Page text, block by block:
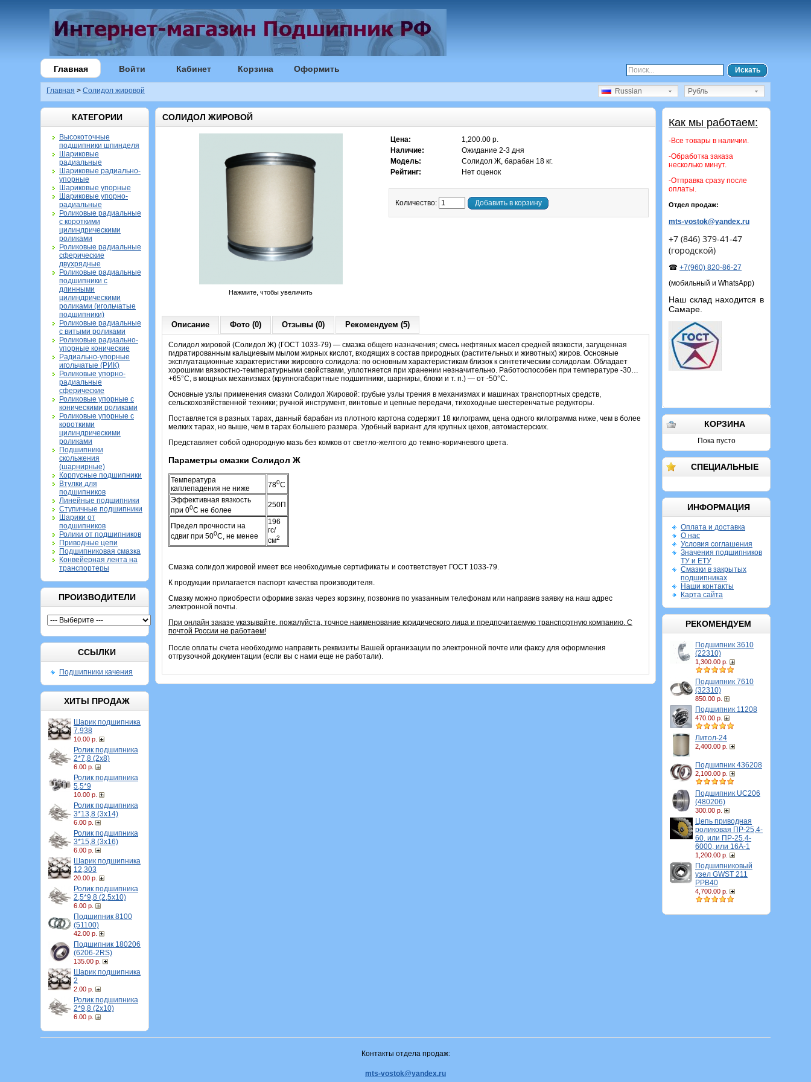
Главная Войти Кабинет Корзина Оформить Искать
Главная > Солидол жировой Рубль
Russian
КАТЕГОРИИ
Высокоточные
подшипники шпинделя
Шариковые
радиальные
Шариковые радиально-
упорные
Шариковые упорные
Шариковые упорно-
радиальные
Роликовые радиальные
с короткими
цилиндрическими
роликами
Роликовые радиальные
сферические
двухрядные
Роликовые радиальные
подшипники с
длинными
цилиндрическими
роликами (игольчатые
подшипники)
Роликовые радиальные
с витыми роликами
Роликовые радиально-
упорные конические
Радиально-упорные
игольчатые (РИК)
Роликовые упорно-
радиальные
сферические
Роликовые упорные с
коническими роликами
Роликовые упорные с
короткими
цилиндрическими
роликами
Подшипники
скольжения
(шарнирные)
Корпусные подшипники
Втулки для
подшипников
Линейные подшипники
Ступичные подшипники
Шарики от
подшипников
Ролики от подшипников
Приводные цепи
Подшипниковая смазка
Конвейерная лента на
транспортеры
ПРОИЗВОДИТЕЛИ
ССЫЛКИ
Подшипники качения
ХИТЫ ПРОДАЖ
Шарик подшипника
7,938
10.00 р.
Ролик подшипника
2*7,8 (2х8)
6.00 р.
Ролик подшипника
5,5*9
10.00 р.
Ролик подшипника
3*13,8 (3х14)
6.00 р.
Ролик подшипника
3*15,8 (3х16)
6.00 р.
Шарик подшипника
12,303
20.00 р.
Ролик подшипника
2,5*9,8 (2,5х10)
6.00 р.
Подшипник 8100
(51100)
42.00 р.
Подшипник 180206
(6206-2RS)
135.00 р.
Шарик подшипника
2
2.00 р.
Ролик подшипника
2*9,8 (2х10)
6.00 р.
Как мы работаем:
-Все товары в наличии.
-Обработка заказа
несколько минут.
-Отправка сразу после
оплаты.
Отдел продаж:
mts-vostok@yandex.ru
+7 (846) 379-41-47
(городской)
☎ +7(960) 820-86-27
(мобильный и WhatsApp)
Наш склад находится в
Самаре.
КОРЗИНА
Пока пусто
СПЕЦИАЛЬНЫЕ
ИНФОРМАЦИЯ
Оплата и доставка
О нас
Условия соглашения
Значения подшипников
ТУ и ЕТУ
Смазки в закрытых
подшипниках
Наши контакты
Карта сайта
РЕКОМЕНДУЕМ
Подшипник 3610
(22310)
1,300.00 р.
Подшипник 7610
(32310)
850.00 р.
Подшипник 11208
470.00 р.
Литол-24
2,400.00 р.
Подшипник 436208
2,100.00 р.
Подшипник UC206
(480206)
300.00 р.
Цепь приводная
роликовая ПР-25,4-
60, или ПР-25,4-
6000, или 16A-1
1,200.00 р.
Подшипниковый
узел GWST 211
PPB40
4,700.00 р.
СОЛИДОЛ ЖИРОВОЙ
Нажмите, чтобы увеличить
Цена:
1,200.00 р.
Наличие:
Ожидание 2-3 дня
Модель:
Солидол Ж, барабан 18 кг.
Рейтинг:
Нет оценок
Количество: Добавить в корзину
Описание Фото (0) Отзывы (0) Рекомендуем (5)
Солидол жировой (Солидол Ж) (ГОСТ 1033-79) — смазка общего назначения; смесь нефтяных масел средней вязкости, загущенная
гидратированным кальциевым мылом жирных кислот, входящих в состав природных (растительных и животных) жиров. Основные
эксплуатационные характеристики жирового солидола: по основным характеристикам близок к синтетическим солидолам. Обладает
хорошими вязкостно-температурными свойствами, уплотняется при хранении незначительно. Работоспособен при температуре -30…
+65°С, в мощных механизмах (крупногабаритные подшипники, шарниры, блоки и т. п.) — от -50°С.
Основные узлы применения смазки Солидол Жировой: грубые узлы трения в механизмах и машинах транспортных средств,
сельскохозяйственной техники; ручной инструмент, винтовые и цепные передачи, тихоходные шестеренчатые редукторы.
Поставляется в разных тарах, данный барабан из плотного картона содержит 18 килограмм, цена одного килограмма ниже, чем в более
мелких тарах, но выше, чем в тарах большего размера. Удобный вариант для крупных цехов, автомастерских.
Представляет собой однородную мазь без комков от светло-желтого до темно-коричневого цвета.
Параметры смазки Солидол Ж
Температура
каплепадения не ниже
780С
Эффективная вязкость
при 00С не более
250П
Предел прочности на
сдвиг при 500С, не менее
196
гс/
см2
Смазка солидол жировой имеет все необходимые сертификаты и соответствует ГОСТ 1033-79.
К продукции прилагается паспорт качества производителя.
Смазку можно приобрести оформив заказ через корзину, позвонив по указанным телефонам или направив заявку на наш адрес
электронной почты.
При онлайн заказе указывайте, пожалуйста, точное наименование юридического лица и предпочитаемую транспортную компанию. С
почтой России не работаем!
После оплаты счета необходимо направить реквизиты Вашей организации по электронной почте или факсу для оформления
отгрузочной документации (если вы с нами еще не работали).
Контакты отдела продаж:
mts-vostok@yandex.ru